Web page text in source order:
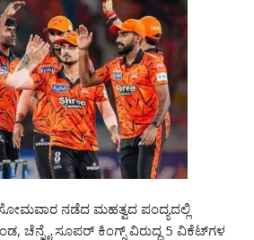
ನಡೆದ ಮಹತ್ವದ ಪಂದ್ಯದಲ್ಲಿ
ಚೆನ್ನೈ ಸೂಪರ್ ಕಿಂಗ್ಸ್ ವಿರುದ್ಧ 5 ವಿಕೆಟ್‌ಗಳ